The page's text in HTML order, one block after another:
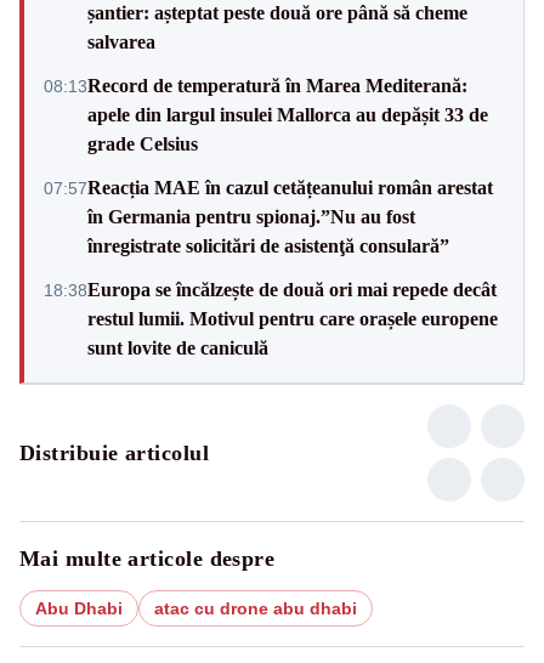
șantier: așteptat peste două ore până să cheme
salvarea
08:13Record de temperatură în Marea Mediterană:
apele din largul insulei Mallorca au depășit 33 de
grade Celsius
07:57Reacția MAE în cazul cetățeanului român arestat
în Germania pentru spionaj.”Nu au fost
înregistrate solicitări de asistenţă consulară”
18:38Europa se încălzește de două ori mai repede decât
restul lumii. Motivul pentru care orașele europene
sunt lovite de caniculă
Distribuie articolul
Mai multe articole despre
Abu Dhabi atac cu drone abu dhabi